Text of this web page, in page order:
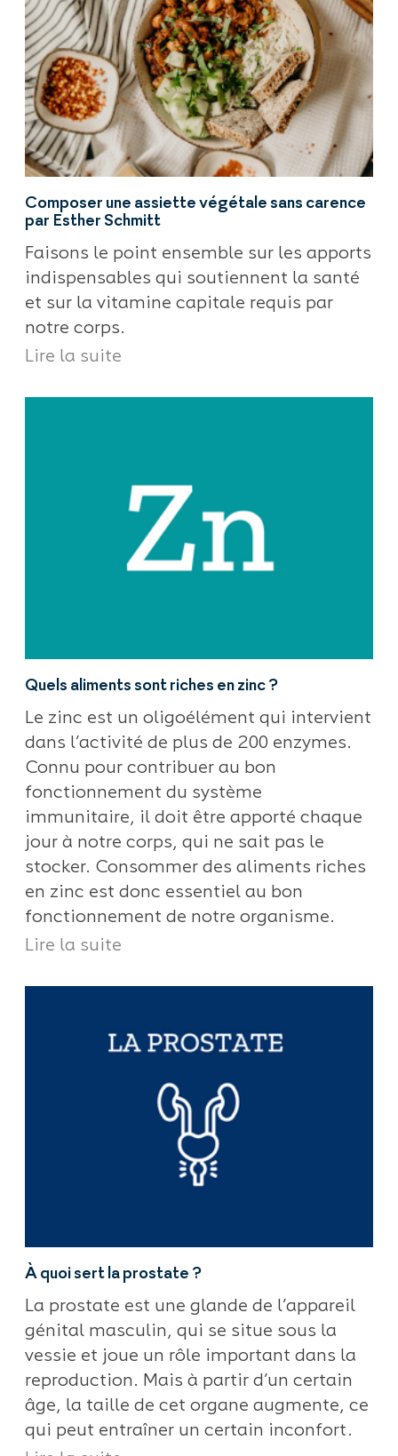
Composer une assiette végétale sans carence
par Esther Schmitt
Faisons le point ensemble sur les apports
indispensables qui soutiennent la santé
et sur la vitamine capitale requis par
notre corps.
Lire la suite
Quels aliments sont riches en zinc ?
Le zinc est un oligoélément qui intervient
dans l’activité de plus de 200 enzymes.
Connu pour contribuer au bon
fonctionnement du système
immunitaire, il doit être apporté chaque
jour à notre corps, qui ne sait pas le
stocker. Consommer des aliments riches
en zinc est donc essentiel au bon
fonctionnement de notre organisme.
Lire la suite
À quoi sert la prostate ?
La prostate est une glande de l’appareil
génital masculin, qui se situe sous la
vessie et joue un rôle important dans la
reproduction. Mais à partir d’un certain
âge, la taille de cet organe augmente, ce
qui peut entraîner un certain inconfort.